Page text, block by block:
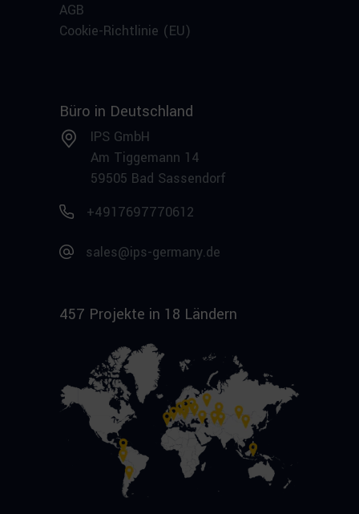
AGB
Cookie-Richtlinie (EU)
Büro in Deutschland
IPS GmbH
Am Tiggemann 14
59505 Bad Sassendorf
+4917697770612
sales@ips-germany.de
457 Projekte in 18 Ländern